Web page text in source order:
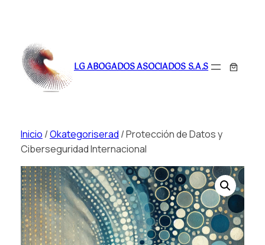
Saltar
contenido
LG ABOGADOS ASOCIADOS S.A.S
Inicio /Okategoriserad / Protección de Datos y
Ciberseguridad Internacional